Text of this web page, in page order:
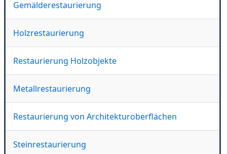
Gemälderestaurierung
Holzrestaurierung
Restaurierung Holzobjekte
Metallrestaurierung
Restaurierung von Architekturoberflächen
Steinrestaurierung